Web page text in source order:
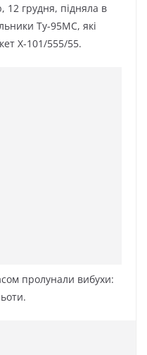
12 грудня, підняла в
Ту-95МС, які
Х-101/555/55.
пролунали вибухи: